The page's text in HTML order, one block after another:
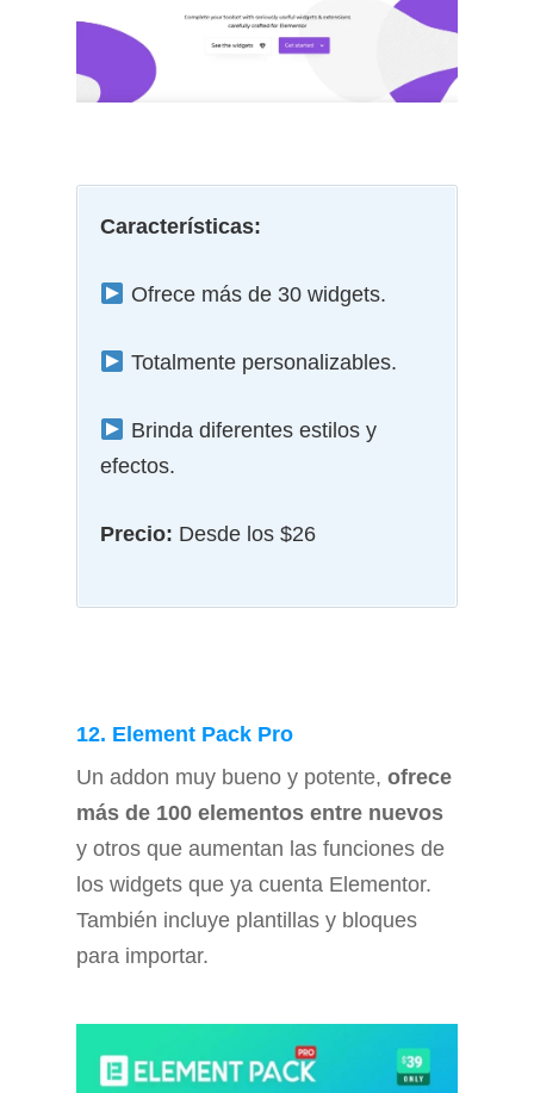
Características:
Ofrece más de 30 widgets.
Totalmente personalizables.
Brinda diferentes estilos y
efectos.
Precio: Desde los $26
12. Element Pack Pro
Un addon muy bueno y potente, ofrece
más de 100 elementos entre nuevos
y otros que aumentan las funciones de
los widgets que ya cuenta Elementor.
También incluye plantillas y bloques
para importar.